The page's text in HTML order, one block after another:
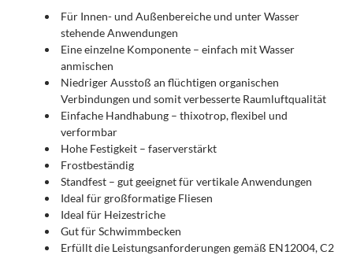
Für Innen- und Außenbereiche und unter Wasser
stehende Anwendungen
Eine einzelne Komponente – einfach mit Wasser
anmischen
Niedriger Ausstoß an flüchtigen organischen
Verbindungen und somit verbesserte Raumluftqualität
Einfache Handhabung – thixotrop, flexibel und
verformbar
Hohe Festigkeit – faserverstärkt
Frostbeständig
Standfest – gut geeignet für vertikale Anwendungen
Ideal für großformatige Fliesen
Ideal für Heizestriche
Gut für Schwimmbecken
Erfüllt die Leistungsanforderungen gemäß EN12004, C2